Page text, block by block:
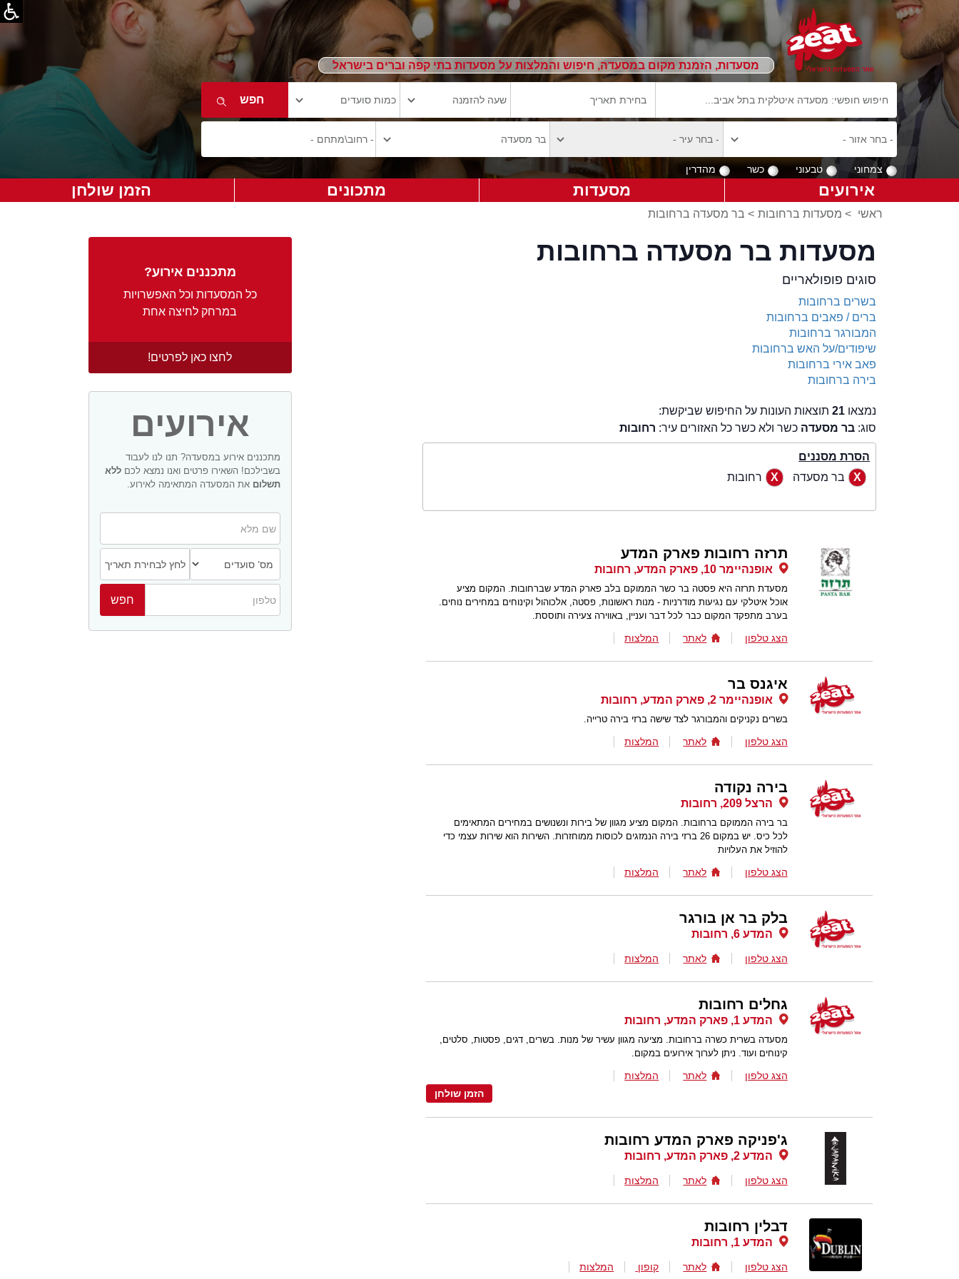
מסעדות, הזמנת מקום במסעדה, חיפוש והמלצות על מסעדות בתי קפה וברים בישראל
צמחוני טבעוני כשר מהדרין
אירועים מסעדות מתכונים הזמן שולחן
ראשי > מסעדות ברחובות > בר מסעדה ברחובות
מתכננים אירוע?
כל המסעדות וכל האפשרויות
במרחק לחיצה אחת
לחצו כאן לפרטים!
אירועים
מתכננים אירוע במסעדה? תנו לנו לעבוד
בשבילכם! השאירו פרטים ואנו נמצא לכם ללא
תשלום את המסעדה המתאימה לאירוע.
מסעדות בר מסעדה ברחובות
סוגים פופולאריים
בשרים ברחובות
ברים / פאבים ברחובות
המבורגר ברחובות
שיפודים/על האש ברחובות
פאב אירי ברחובות
בירה ברחובות
נמצאו 21תוצאות העונות על החיפוש שביקשת:
סוג: בר מסעדה כשר ולא כשר כל האזורים עיר: רחובות
הסרת מסננים
בר מסעדה
רחובות
תרזה רחובות פארק המדע
אופנהיימר 10, פארק המדע, רחובות
מסעדת תרזה היא פסטה בר כשר הממוקם בלב פארק המדע שברחובות. המקום מציע
אוכל איטלקי עם נגיעות מודרניות - מנות ראשונות, פסטה, אלכוהול וקינוחים במחירים נוחים.
בערב מתפקד המקום כבר לכל דבר ועניין, באווירה צעירה ותוססת.
הצג טלפון לאתר המלצות
איגנס בר
אופנהיימר 2, פארק המדע, רחובות
בשרים נקניקים והמבורגר לצד שישה ברזי בירה טרייה.
הצג טלפון לאתר המלצות
בירה נקודה
הרצל 209, רחובות
בר בירה הממוקם ברחובות. המקום מציע מגוון של בירות ונשנושים במחירים המתאימים
לכל כיס. יש במקום 26 ברזי בירה הנמזגים לכוסות ממוחזרות. השירות הוא שירות עצמי כדי
להוזיל את העלויות
הצג טלפון לאתר המלצות
בלק בר אן בורגר
המדע 6, רחובות
הצג טלפון לאתר המלצות
גחלים רחובות
המדע 1, פארק המדע, רחובות
מסעדה בשרית כשרה ברחובות. מציעה מגוון עשיר של מנות. בשרים, דגים, פסטות, סלטים,
קינוחים ועוד. ניתן לערוך אירועים במקום.
הצג טלפון לאתר
המלצות
הזמן שולחן
ג'פניקה פארק המדע רחובות
המדע 2, פארק המדע, רחובות
הצג טלפון לאתר המלצות
דבלין רחובות
המדע 1, רחובות
הצג טלפון לאתר קופון המלצות